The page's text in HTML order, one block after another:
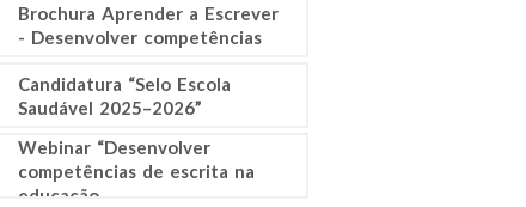
Brochura Aprender a Escrever
- Desenvolver competências
Candidatura “Selo Escola
Saudável 2025–2026”
Webinar “Desenvolver
competências de escrita na
educação